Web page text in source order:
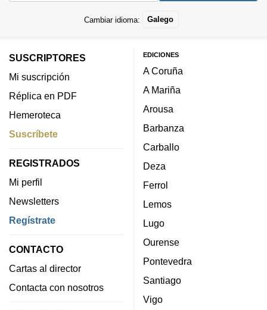
Cambiar idioma: Galego
SUSCRIPTORES
Mi suscripción
Réplica en PDF
Hemeroteca
Suscríbete
REGISTRADOS
Mi perfil
Newsletters
Regístrate
CONTACTO
Cartas al director
Contacta con nosotros
EDICIONES
A Coruña
A Mariña
Arousa
Barbanza
Carballo
Deza
Ferrol
Lemos
Lugo
Ourense
Pontevedra
Santiago
Vigo